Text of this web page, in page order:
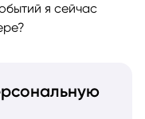
я сейчас